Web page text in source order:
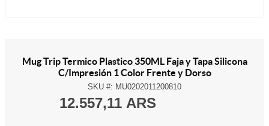
Mug Trip Termico Plastico 350ML Faja y Tapa Silicona
C/Impresión 1 Color Frente y Dorso
SKU #: MU0202011200810
12.557,11 ARS